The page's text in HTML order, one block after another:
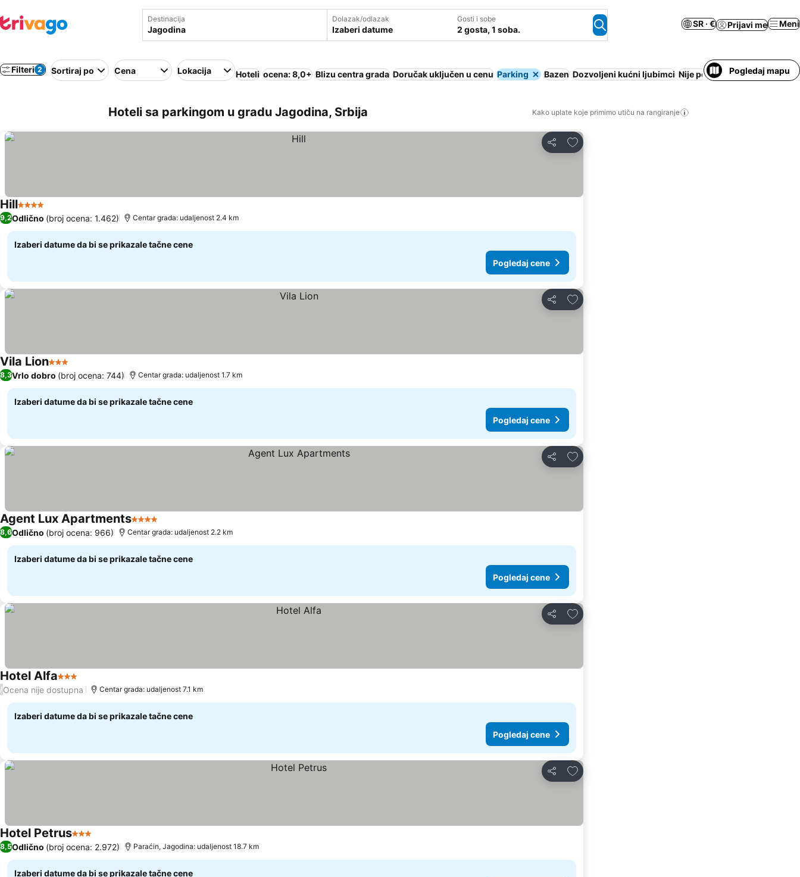
Destinacija Dolazak/odlazak
Izaberi datume
Gosti i sobe
2 gosta, 1 soba.
SR · € Prijavi me Meni
Filteri 2 Sortiraj po Cena Lokacija Hoteli ocena: 8,0+ Blizu centra grada Doručak uključen u cenu Parking Bazen Dozvoljeni kućni ljubimci Nije potrebno plaćanje
Pogledaj mapu
Hoteli sa parkingom u gradu Jagodina, Srbija Kako uplate koje primimo utiču na rangiranje
Deli
Dodati u favorite
Hill4 Zvezdice
9,2Odlično (broj ocena: 1.462) Centar grada: udaljenost 2.4 km
Izaberi datume da bi se prikazale tačne cene
Pogledaj cene
Deli
Dodati u favorite
Vila Lion3 Zvezdice
8,3Vrlo dobro (broj ocena: 744) Centar grada: udaljenost 1.7 km
Izaberi datume da bi se prikazale tačne cene
Pogledaj cene
Deli
Dodati u favorite
Agent Lux Apartments4 Zvezdice
8,6Odlično (broj ocena: 966) Centar grada: udaljenost 2.2 km
Izaberi datume da bi se prikazale tačne cene
Pogledaj cene
Deli
Dodati u favorite
Hotel Alfa3 Zvezdice
/Ocena nije dostupna Centar grada: udaljenost 7.1 km
Izaberi datume da bi se prikazale tačne cene
Pogledaj cene
Deli
Dodati u favorite
Hotel Petrus3 Zvezdice
8,5Odlično (broj ocena: 2.972) Paraćin, Jagodina: udaljenost 18.7 km
Izaberi datume da bi se prikazale tačne cene